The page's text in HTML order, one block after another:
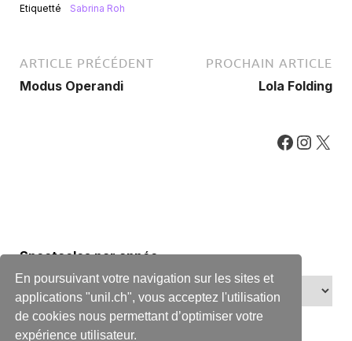
En poursuivant votre navigation sur les sites et
applications "unil.ch", vous acceptez l'utilisation
de cookies nous permettant d’optimiser votre
expérience utilisateur.
Etiquetté Sabrina Roh
ARTICLE PRÉCÉDENT
Modus Operandi
PROCHAIN ARTICLE
Lola Folding
Spectacles par année